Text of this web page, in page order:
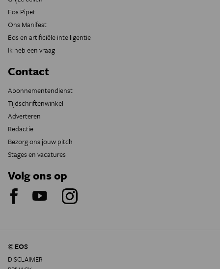
Eos Pipet
Ons Manifest
Eos en artificiële intelligentie
Ik heb een vraag
Contact
Abonnementendienst
Tijdschriftenwinkel
Adverteren
Redactie
Bezorg ons jouw pitch
Stages en vacatures
Volg ons op
© EOS
DISCLAIMER